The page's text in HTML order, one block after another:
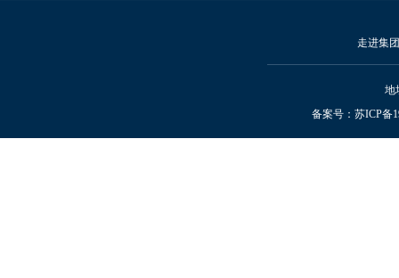
走进集团
地
备案号： 苏ICP备